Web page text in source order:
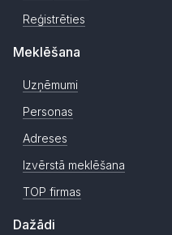
Reģistrēties
Meklēšana
Uzņēmumi
Personas
Adreses
Izvērstā meklēšana
TOP firmas
Dažādi